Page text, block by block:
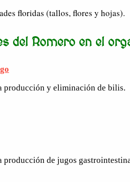
floridas (tallos, flores y hojas).
del Romero en el
producción y eliminación de bilis.
producción de jugos